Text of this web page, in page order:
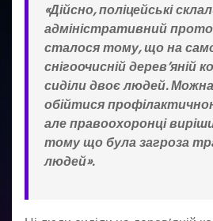
«Дійсно, поліцейські
адміністративний
сталося тому, що на
снігоочисній дерев’яній
сиділи двоє людей.
обійтися
але правоохоронці
тому що була загроза
людей».